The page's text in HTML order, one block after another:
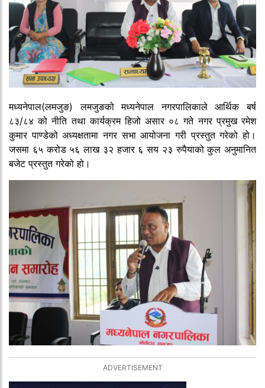
मध्यनेपाल(लमजुङ) लमजुङको मध्यनेपाल नगरपालिकाले आर्थिक बर्ष
८३/८४ को नीति तथा कार्यक्रम हिजो असार ०८ गते नगर प्रमुख रमेश
कुमार पाण्डेको अध्यक्षतामा नगर सभा आयोजना गरी प्रस्तुत गरेको हो।
जसमा ६५ करोड ५६ लाख ३२ हजार ६ सय २३ रुपैयाको कुल अनुमानित
बजेट प्रस्तुत गरेको हो।